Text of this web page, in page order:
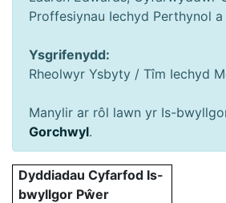
Proffesiynau Iechyd Perthynol
Ysgrifenydd:
Rheolwyr Ysbyty / Tîm Iechyd
Manylir ar rôl lawn yr Is-
Gorchwyl.
Dyddiadau Cyfarfod Is-
bwyllgor Pŵer